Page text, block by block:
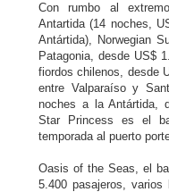
Con rumbo al
Antartida (14 noches,
Antártida), Norwegian
Patagonia, desde US$
fiordos chilenos, desde
entre Valparaíso y
noches a la Antártida,
Star Princess es el
temporada al puerto
Oasis of the Seas, el
5.400 pasajeros,